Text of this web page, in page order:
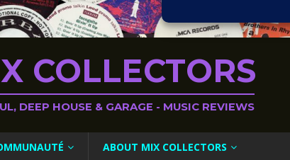
COLLECTORS
DEEP HOUSE & GARAGE - MUSIC REVIEWS
ABOUT MIX COLLECTORS